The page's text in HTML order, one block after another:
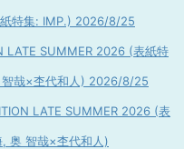
特集: IMP.) 2026/8/25
LATE SUMMER 2026 (表紙特
智哉×杢代和人) 2026/8/25
LATE SUMMER 2026 (表
奥 智哉×杢代和人)